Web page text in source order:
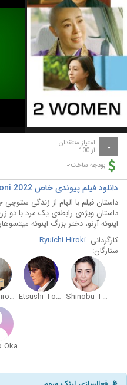
- امتیاز منتقدان
از 100
بودجه ساخت:-
دانلود فیلم پیوندی خاص Achira ni iru oni 2022
داستان فیلم با الهام از زندگی
داستان ویژه‌ی رابطه‌ی یک مرد با دو
اینوئه آرِنو، دختر بزرگ اینوئه
کارگردانی: Ryuichi Hiroki
ستارگان:
Shinobu Terajima
Etsushi Toyokawa
Ryôko Hirosue
Oka